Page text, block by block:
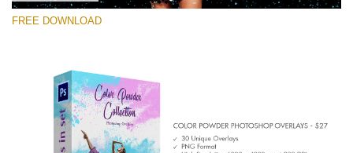
Large 6000*4000px
Large 6000*4000px
Entire Collection
(1783 Overlays)
FREE DOWNLOAD